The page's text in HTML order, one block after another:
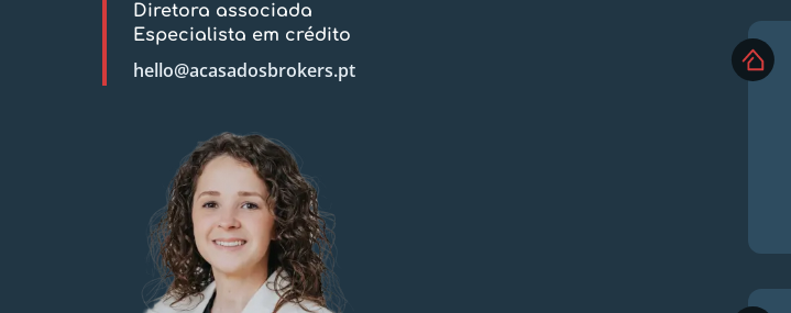
Diretora associada
Especialista em crédito
hello@acasadosbrokers.pt